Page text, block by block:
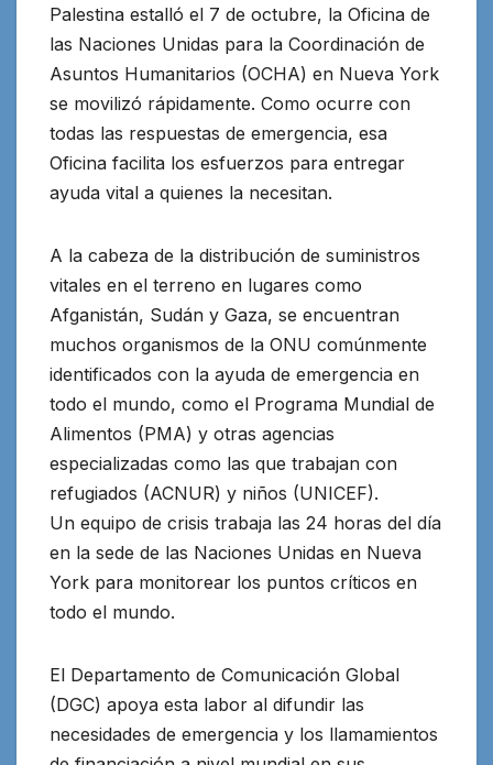
Palestina estalló el 7 de octubre, la Oficina de
las Naciones Unidas para la Coordinación de
Asuntos Humanitarios (OCHA) en Nueva York
se movilizó rápidamente. Como ocurre con
todas las respuestas de emergencia, esa
Oficina facilita los esfuerzos para entregar
ayuda vital a quienes la necesitan.
A la cabeza de la distribución de suministros
vitales en el terreno en lugares como
Afganistán, Sudán y Gaza, se encuentran
muchos organismos de la ONU comúnmente
identificados con la ayuda de emergencia en
todo el mundo, como el Programa Mundial de
Alimentos (PMA) y otras agencias
especializadas como las que trabajan con
refugiados (ACNUR) y niños (UNICEF).
Un equipo de crisis trabaja las 24 horas del día
en la sede de las Naciones Unidas en Nueva
York para monitorear los puntos críticos en
todo el mundo.
El Departamento de Comunicación Global
(DGC) apoya esta labor al difundir las
necesidades de emergencia y los llamamientos